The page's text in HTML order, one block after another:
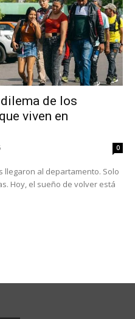
de los
viven en
0
llegaron al departamento. Solo
Hoy, el sueño de volver está